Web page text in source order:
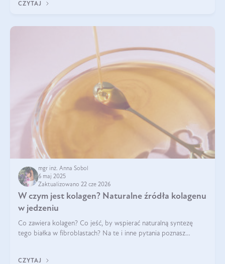
CZYTAJ
mgr inż. Anna Sobol
6 maj 2025
Zaktualizowano 22 cze 2026
W czym jest kolagen? Naturalne źródła kolagenu
w jedzeniu
Co zawiera kolagen? Co jeść, by wspierać naturalną syntezę
tego białka w fibroblastach? Na te i inne pytania poznasz
CZYTAJ